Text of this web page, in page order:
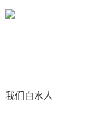
我们白水人